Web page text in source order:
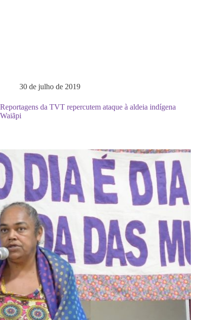
30 de julho de 2019
Reportagens da TVT repercutem ataque à aldeia indígena
Waiãpi